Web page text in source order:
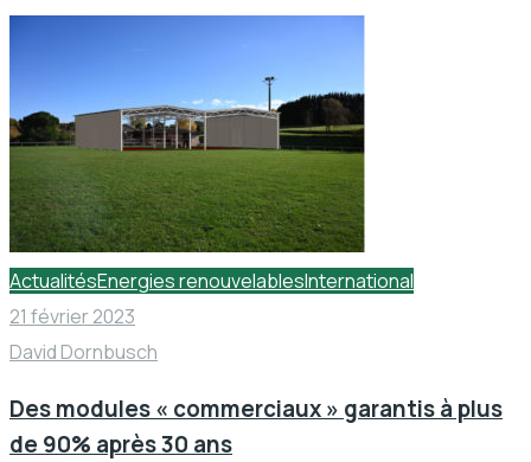
ActualitésEnergies renouvelablesInternational
21 février 2023
David Dornbusch
Des modules « commerciaux » garantis à plus
de 90% après 30 ans